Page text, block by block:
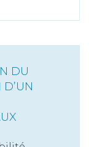
DU